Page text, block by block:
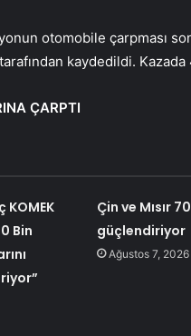
otomobile çarpması
kaydedildi.
ÇARPTI
KOMEK
Bin
Çin ve Mısır
güçlendiriyor
Ağustos 7, 2026